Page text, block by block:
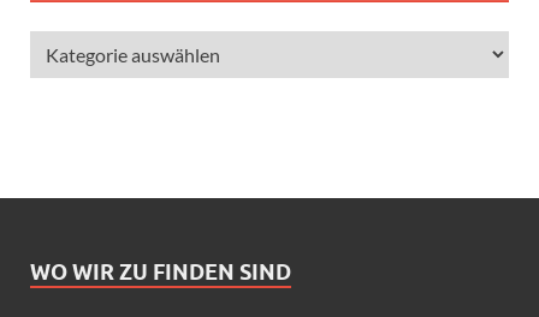
WO WIR ZU FINDEN SIND